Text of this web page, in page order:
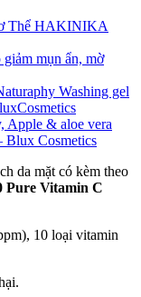
Thể HAKINIKA
mụn ẩn, mờ
Washing gel
Apple & aloe vera
Blux Cosmetics
da mặt có kèm theo
Pure Vitamin C
10 loại vitamin